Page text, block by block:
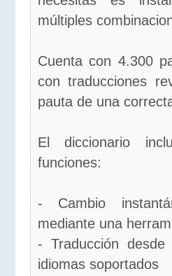
múltiples
Cuenta con 4.300
con traducciones
pauta de una
El diccionario
funciones:
- Cambio
mediante una
- Traducción
idiomas soportados